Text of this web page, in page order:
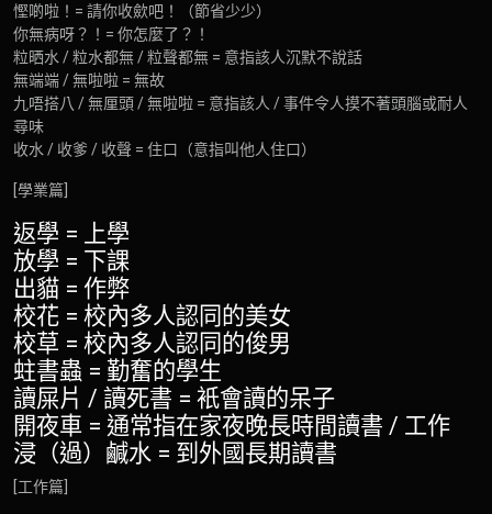
慳啲啦！= 請你收歛吧！（節省少少）
你無病呀？！= 你怎麼了？！
粒晒水 / 粒水都無 / 粒聲都無 = 意指該人沉默不說話
無端端 / 無啦啦 = 無故
九唔搭八 / 無厘頭 / 無啦啦 = 意指該人 / 事件令人摸不著頭腦或耐人
尋味
收水 / 收爹 / 收聲 = 住口（意指叫他人住口）
[學業篇]
返學 = 上學
放學 = 下課
出貓 = 作弊
校花 = 校內多人認同的美女
校草 = 校內多人認同的俊男
蛀書蟲 = 勤奮的學生
讀屎片 / 讀死書 = 衹會讀的呆子
開夜車 = 通常指在家夜晚長時間讀書 / 工作
浸（過）鹹水 = 到外國長期讀書
[工作篇]